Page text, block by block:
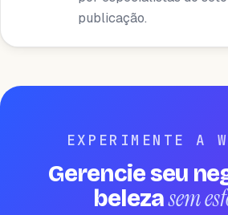
publicação.
EXPERIMENTE A
Gerencie seu
belezasem